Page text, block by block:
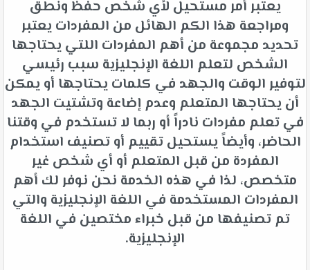
يعتبر أمر مستحيل لأي شخص حفظ ونطق
ومراجعة هذا الكم الهائل من المفردات يعتبر
تحديد مجموعة من أهم المفردات اللتي يحتاجها
الشخص لتعلم اللغة الإنجليزية سبب رئيسي
لتوفير الوقت والجهد في كلمات يحتاجها أو يمكن
أن يحتاجها المتعلم وعدم إضاعة وتشتيت الجهد
في تعلم مفردات نادراً أو ربما لا تستخدم في وقتنا
الحاضر، وأيضاً يستحيل تقييم أو تصنيف استخدام
المفردة من قبل المتعلم أو أي شخص غير
متخصص، لذا في هذه الخدمة نحن نوفر لك أهم
المفردات المستخدمة في اللغة الإنجليزية والتي
تم تصنيفها من قبل خبراء مختصين في اللغة
الإنجليزية.